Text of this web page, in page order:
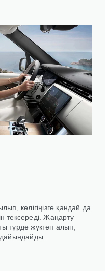
көлігіңізге қандай да
тексереді. Жаңарту
түрде жүктеп алып,